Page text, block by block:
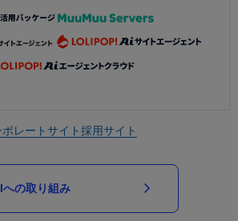
ポレートサイト採用サイト
への取り組み